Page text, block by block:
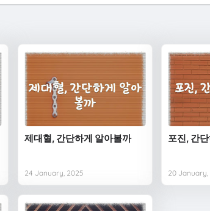
제대혈, 간단하게 알아볼까
24 January, 2025
포진, 간
20 January,